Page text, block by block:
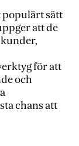
populärt sätt
att de
för att
och
chans att